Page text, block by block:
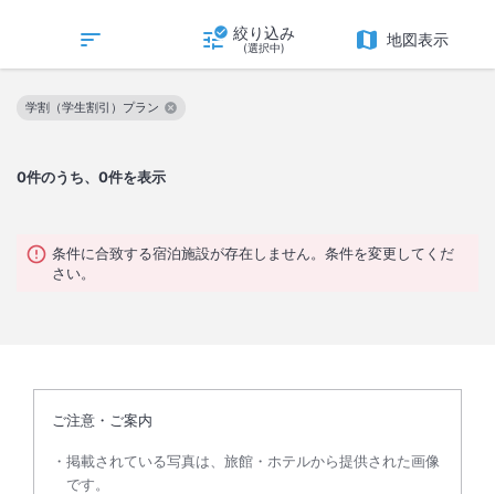
絞り込み
(選択中) 地図表示
0件のうち、0件を表示
学割（学生割引）プラン
この絞り込み条件を解除
条件に合致する宿泊施設が存在しません。条件を変更してくだ
さい。
ご注意・ご案内
掲載されている写真は、旅館・ホテルから提供された画像
です。